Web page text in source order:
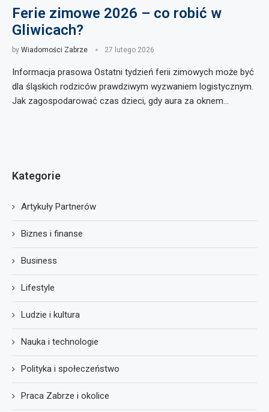
Ferie zimowe 2026 – co robić w
Gliwicach?
by Wiadomości Zabrze 27 lutego 2026
Informacja prasowa Ostatni tydzień ferii zimowych może być
dla śląskich rodziców prawdziwym wyzwaniem logistycznym.
Jak zagospodarować czas dzieci, gdy aura za oknem…
Kategorie
Artykuły Partnerów
Biznes i finanse
Business
Lifestyle
Ludzie i kultura
Nauka i technologie
Polityka i społeczeństwo
Praca Zabrze i okolice